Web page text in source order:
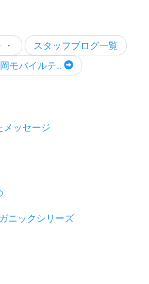
スタッフブログ一覧
モバイルテ...
メッセージ
ニックシリーズ